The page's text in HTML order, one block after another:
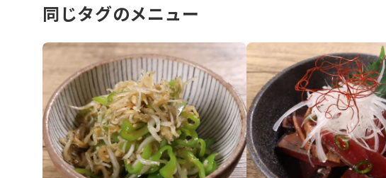
同じタグのメニュー